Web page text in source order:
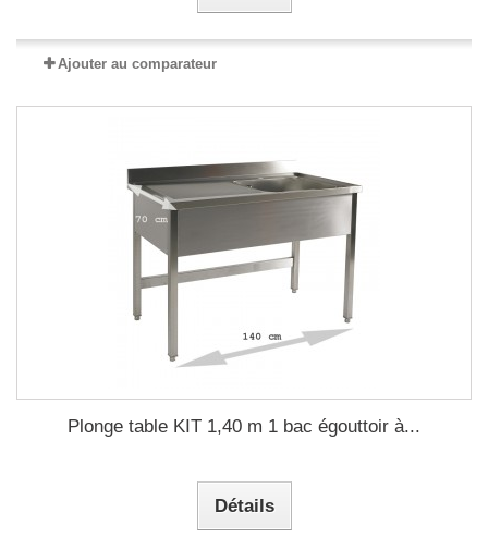
Ajouter au comparateur
Plonge table KIT 1,40 m 1 bac égouttoir à...
Détails